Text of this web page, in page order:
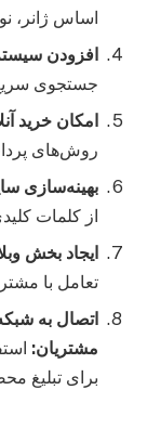
اساس ژانر،
افزودن
جستجوی
امکان خرید
روش‌های
بهینه‌سازی
از کلمات
ایجاد بخش
تعامل با
اتصال به
مشتریان:
برای تبلیغ